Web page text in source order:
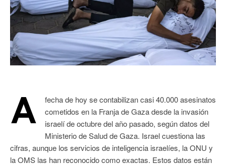
A
fecha de hoy se contabilizan casi 40.000 asesinatos
cometidos en la Franja de Gaza desde la invasión
israelí de octubre del año pasado, según datos del
Ministerio de Salud de Gaza. Israel cuestiona las
cifras, aunque los servicios de inteligencia israelíes, la ONU y
la OMS las han reconocido como exactas. Estos datos están